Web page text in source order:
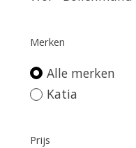
Merken
Alle merken
Katia
Prijs